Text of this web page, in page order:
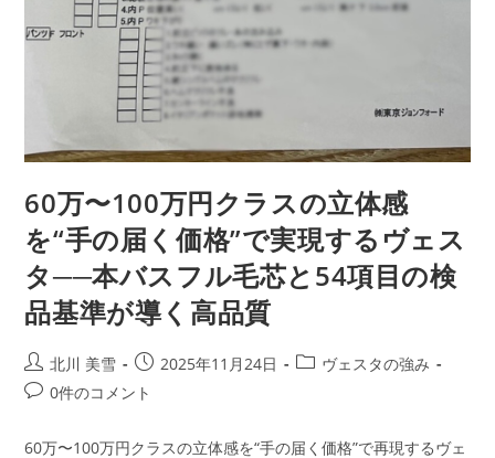
60万〜100万円クラスの立体感
を“手の届く価格”で実現するヴェス
タ──本バスフル毛芯と54項目の検
品基準が導く高品質
北川 美雪 2025年11月24日
ヴェスタの強み
0件のコメント
60万〜100万円クラスの立体感を“手の届く価格”で再現するヴェ